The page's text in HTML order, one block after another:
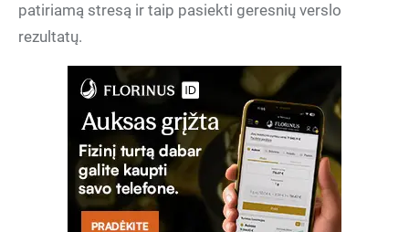
patiriamą stresą ir taip pasiekti geresnių verslo
rezultatų.